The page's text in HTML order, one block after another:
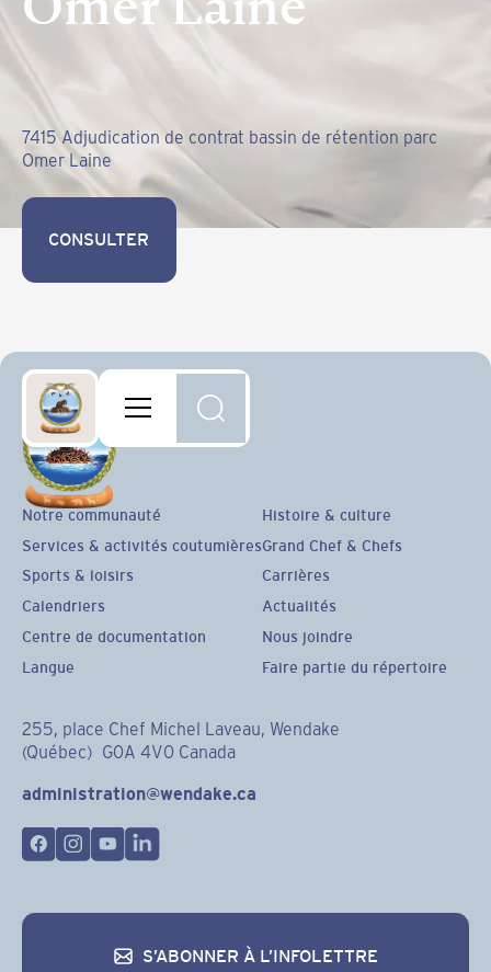
7415 Adjudication de contrat bassin de rétention parc
Omer Laine
CONSULTER
CONSULTER
255, place Chef Michel Laveau, Wendake
(Québec) G0A 4V0 Canada
administration@wendake.ca
Notre communauté
Services & activités coutumières
Sports & loisirs
Calendriers
Centre de documentation
Langue
Histoire & culture
Grand Chef & Chefs
Carrières
Actualités
Nous joindre
Faire partie du répertoire
S’ABONNER À L’INFOLETTRE